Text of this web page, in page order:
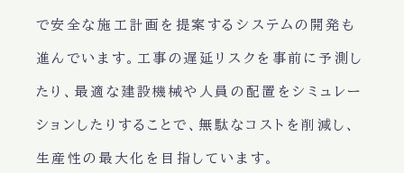
で安全な施工計画を提案するシステムの開発も
進んでいます。工事の遅延リスクを事前に予測し
たり、最適な建設機械や人員の配置をシミュレー
ションしたりすることで、無駄なコストを削減し、
生産性の最大化を目指しています。